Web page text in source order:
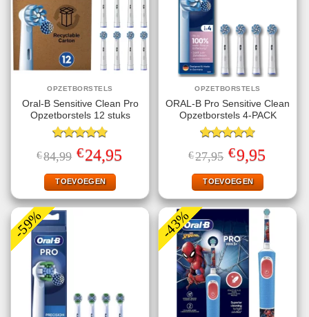
OPZETBORSTELS
Oral-B Sensitive Clean Pro
Opzetborstels 12 stuks
Gewaardeerd
4.78uit 5
€84,99 Oorspronkelijke
prijs
was:
€84,99.
€24,95prijs
TOEVOEGEN
OPZETBORSTELS
ORAL-B Pro Sensitive Clean
Opzetborstels 4-PACK
Gewaardeerd
4.75uit 5
€27,95 Oorspronkelijke
prijs
was:
€27,95.
€9,95prijs
TOEVOEGEN
-59% -43%